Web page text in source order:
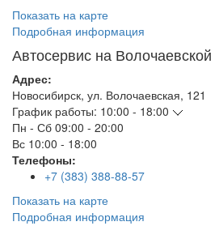
Показать на карте
Подробная информация
Автосервис на Волочаевской
Адрес:
Новосибирск, ул. Волочаевская, 121
График работы: 10:00 - 18:00
Пн - Сб 09:00 - 20:00
Вс 10:00 - 18:00
Телефоны:
+7 (383) 388-88-57
Показать на карте
Подробная информация